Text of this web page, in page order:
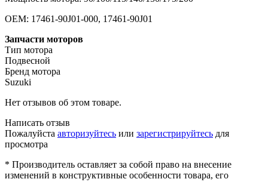
OEM: 17461-90J01-000, 17461-90J01
Запчасти моторов
Тип мотора
Подвесной
Бренд мотора
Suzuki
Нет отзывов об этом товаре.
Написать отзыв
Пожалуйста авторизуйтесь или зарегистрируйтесь для
просмотра
* Производитель оставляет за собой право на внесение
изменений в конструктивные особенности товара, его